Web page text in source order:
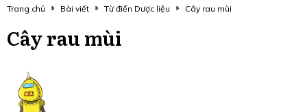
Trang chủ Bài viết Từ điển Dược liệu Cây rau mùi
Cây rau mùi